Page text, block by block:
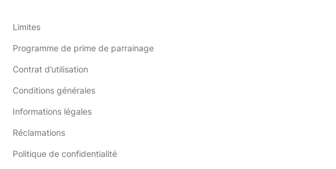
Limites
Programme de prime de parrainage
Contrat d’utilisation
Conditions générales
Informations légales
Réclamations
Politique de confidentialité